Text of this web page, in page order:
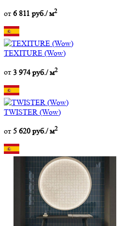
от 6 811 руб./ м2
TEXITURE (Wow)
от 3 974 руб./ м2
TWISTER (Wow)
от 5 620 руб./ м2